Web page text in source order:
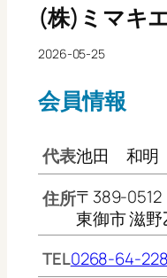
(株)ミマキ
2026-05-25
会員情報
代表池田 和明
住所〒389-0512
東御市 滋野
TEL0268-64-